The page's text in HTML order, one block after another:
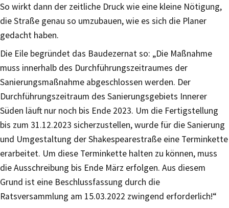
So wirkt dann der zeitliche Druck wie eine kleine Nötigung,
die Straße genau so umzubauen, wie es sich die Planer
gedacht haben.
Die Eile begründet das Baudezernat so: „Die Maßnahme
muss innerhalb des Durchführungszeitraumes der
Sanierungsmaßnahme abgeschlossen werden. Der
Durchführungszeitraum des Sanierungsgebiets Innerer
Süden läuft nur noch bis Ende 2023. Um die Fertigstellung
bis zum 31.12.2023 sicherzustellen, wurde für die Sanierung
und Umgestaltung der Shakespearestraße eine Terminkette
erarbeitet. Um diese Terminkette halten zu können, muss
die Ausschreibung bis Ende März erfolgen. Aus diesem
Grund ist eine Beschlussfassung durch die
Ratsversammlung am 15.03.2022 zwingend erforderlich!“